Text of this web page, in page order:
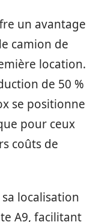
un avantage
camion de
location.
de 50 %
se positionne
pour ceux
coûts de
localisation
A9, facilitant